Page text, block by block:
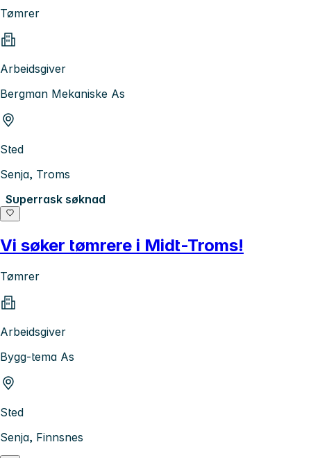
Tømrer
Arbeidsgiver
Bergman Mekaniske As
Sted
Senja, Troms
Superrask søknad
Vi søker tømrere i Midt-Troms!
Tømrer
Arbeidsgiver
Bygg-tema As
Sted
Senja, Finnsnes